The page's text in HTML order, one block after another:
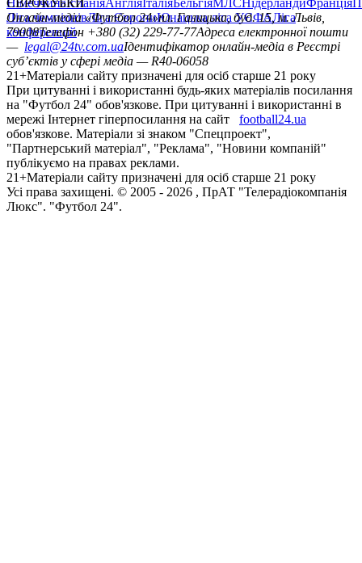
НімеччинаІспаніяАнглія ІталіяБельгіяМЛС НідерландиФранція
ЄВРОКУБКИ
Ліга чемпіонівЛіга ЄвропиЮнацька ліга УЄФАЛіга
конференцій
Онлайн-медіа «Футбол 24»пл. Галицька, буд. 15, м. Львів,
79008Телефон +380 (32) 229-77-77Адреса електронної пошти
— legal@24tv.com.uaІдентифікатор онлайн-медіа в Реєстрі
суб’єктів у сфері медіа — R40-06058
21+Матеріали сайту призначені для осіб старше 21 року
При цитуванні і використанні будь-яких матеріалів посилання
на "Футбол 24" обов'язкове. При цитуванні і використанні в
мережі Інтернет гіперпосилання на сайт
football24.ua
обов'язкове. Матеріали зі знаком "Спецпроект",
"Партнерський матеріал", "Реклама", "Новини компаній"
публікуємо на правах реклами.
21+Матеріали сайту призначені для осіб старше 21 року
Усi права захищенi. © 2005 - 2026 , ПрАТ "Телерадіокомпанія
Люкс". "Футбол 24".